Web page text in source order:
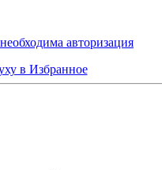
авторизация
в Избранное